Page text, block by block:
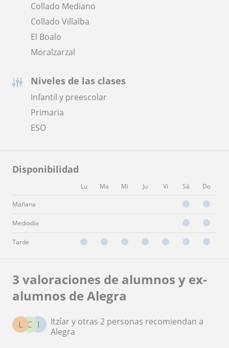
Collado Mediano
Collado Villalba
El Boalo
Moralzarzal
Niveles de las clases
Infantil y preescolar
Primaria
ESO
Disponibilidad
Lu Ma Mi Ju Vi Sá Do
Mañana
Mediodía
Tarde
3 valoraciones de alumnos y ex-
alumnos de Alegra
I
C
L
Itzíar y otras 2 personas recomiendan a
Alegra